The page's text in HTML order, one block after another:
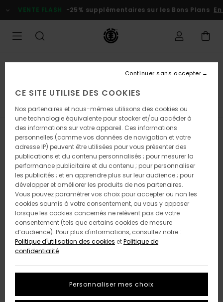
la
des
FLASH -25% supplémentaires sur les Bons Plans En profiter
Element x Timber! Element x Gabriel Alcala
Filtrer & Trier 332 Resultats
Passer
critères
filtrage
recherche
2 ORGANIC COTTON 2 ORGANIC COTTON
CE SITE UTILISE DES COOKIES
Nos partenaires et nous-mêmes utilisons des cookies ou
une technologie équivalente pour stocker et/ou accéder à
des informations sur votre appareil. Ces informations
personnelles (comme vos données de navigation et votre
adresse IP) peuvent être utilisées pour vous présenter des
publications et du contenu personnalisés ; pour mesurer la
performance publicitaire et du contenu ; pour personnaliser
les publicités ; et en apprendre plus sur leur audience ; pour
développer et améliorer les produits de nos partenaires.
Vous pouvez paramétrer vos choix pour accepter ou non les
cookies soumis à votre consentement, ou vous y opposer
lorsque les cookies concernés ne relèvent pas de votre
consentement (tels que certains cookies de mesure
d’audience). Pour plus d'informations, consultez notre :
Politique d'utilisation des cookies etPolitique de
confidentialité
Personnaliser mes choix
Continuer sans accepter